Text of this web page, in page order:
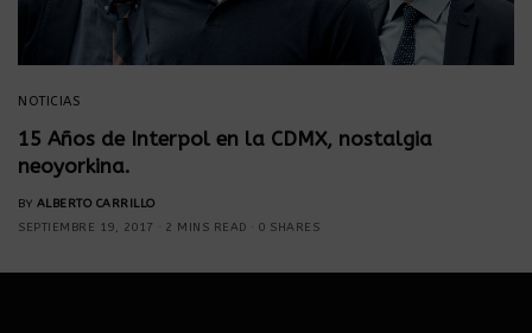
NOTICIAS
15 Años de Interpol en la CDMX, nostalgia
neoyorkina.
BY ALBERTO CARRILLO
SEPTIEMBRE 19, 2017
2 MINS READ 0 SHARES